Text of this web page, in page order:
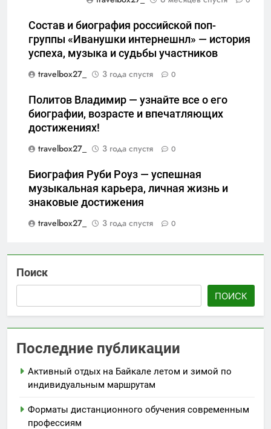
Состав и биография российской поп-
группы «Иванушки интернешнл» — история
успеха, музыка и судьбы участников
travelbox27_
3 года спустя 0
Политов Владимир — узнайте все о его
биографии, возрасте и впечатляющих
достижениях!
travelbox27_
3 года спустя 0
Биография Руби Роуз — успешная
музыкальная карьера, личная жизнь и
знаковые достижения
travelbox27_
3 года спустя 0
Поиск
ПОИСК
Последние публикации
Активный отдых на Байкале летом и зимой по
индивидуальным маршрутам
Форматы дистанционного обучения современным
профессиям